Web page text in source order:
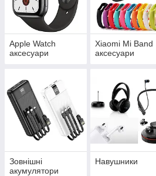
Apple Watch
аксесуари
Xiaomi Mi Band
аксесуари
Зовнішні
акумулятори
Навушники